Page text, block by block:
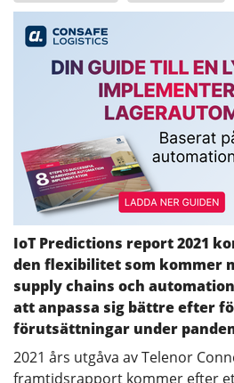
IoT Predictions report 2021
den flexibilitet som kommer
supply chains och
att anpassa sig bättre efter
förutsättningar under
2021 års utgåva av Telenor
framtidsrapport kommer efter